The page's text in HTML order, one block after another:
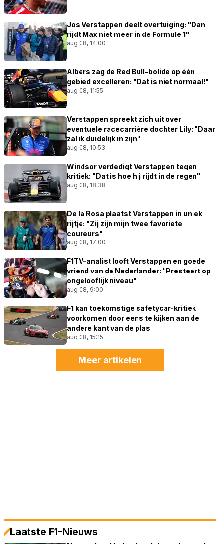
Jos Verstappen deelt overtuiging: "Dan
rijdt Max niet meer in de Formule 1"
aug 08, 14:00
Albers zag de Red Bull-bolide op één
gebied excelleren: "Dat is niet normaal!"
aug 08, 11:55
Verstappen spreekt zich uit over
eventuele racecarrière dochter Lily: "Daar
zal ik duidelijk in zijn"
aug 08, 10:53
Windsor verdedigt Verstappen tegen
kritiek: "Dat is hoe hij rijdt in de regen"
aug 08, 18:38
De la Rosa plaatst Verstappen in uniek
rijtje: "Zij zijn mijn twee favoriete
coureurs"
aug 08, 17:00
F1TV-analist looft Verstappen en goede
vriend van de Nederlander: "Presteert op
ongelooflijk niveau"
aug 08, 9:00
F1 kan toekomstige safetycar-kritiek
voorkomen door eens te kijken aan de
andere kant van de plas
aug 08, 15:15
Meer artikelen
Laatste F1-Nieuws